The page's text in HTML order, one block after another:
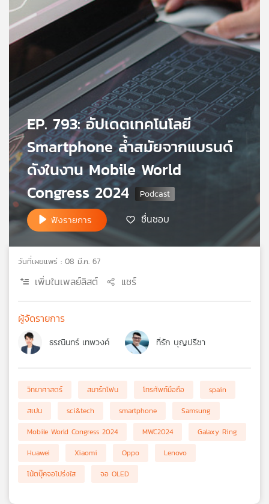
ข่าว
และ
เกี่ยว
กับ
เรา
เครือ
ข่าย
วิทยุ
ไทย
บี
เอส
วิทยุ
เครือ
ข่าย
EP. 793: อัปเดตเทคโนโลยี
Smartphone ล้ำสมัยจากแบรนด์
ดังในงาน Mobile World
Congress 2024
ฟังรายการ ชื่นชอบ
วันที่เผยแพร่ : 08 มี.ค. 67
เพิ่มในเพลย์ลิสต์ แชร์
ผู้จัดรายการ
ธรณินทร์ เทพวงค์ ที่รัก บุญปรีชา
วิทยาศาสตร์ สมาร์ทโฟน โทรศัพท์มือถือ
spain
สเปน
sci&tech smartphone
Samsung
Mobile World Congress 2024
MWC2024
Galaxy Ring
Huawei
Xiaomi Oppo
Lenovo
โน้ตบุ๊คจอโปร่งใส
จอ OLED